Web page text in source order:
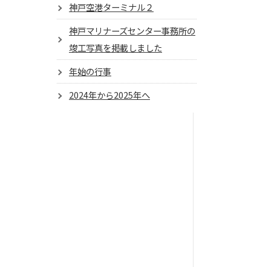
神戸空港ターミナル２
神戸マリナーズセンター事務所の
竣工写真を掲載しました
年始の行事
2024年から2025年へ